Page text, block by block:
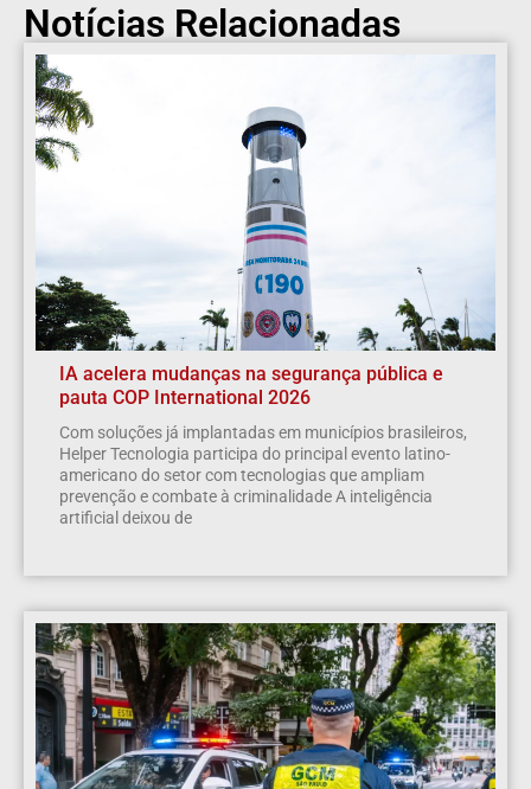
Notícias Relacionadas
IA acelera mudanças na segurança pública e
pauta COP International 2026
Com soluções já implantadas em municípios brasileiros,
Helper Tecnologia participa do principal evento latino-
americano do setor com tecnologias que ampliam
prevenção e combate à criminalidade A inteligência
artificial deixou de